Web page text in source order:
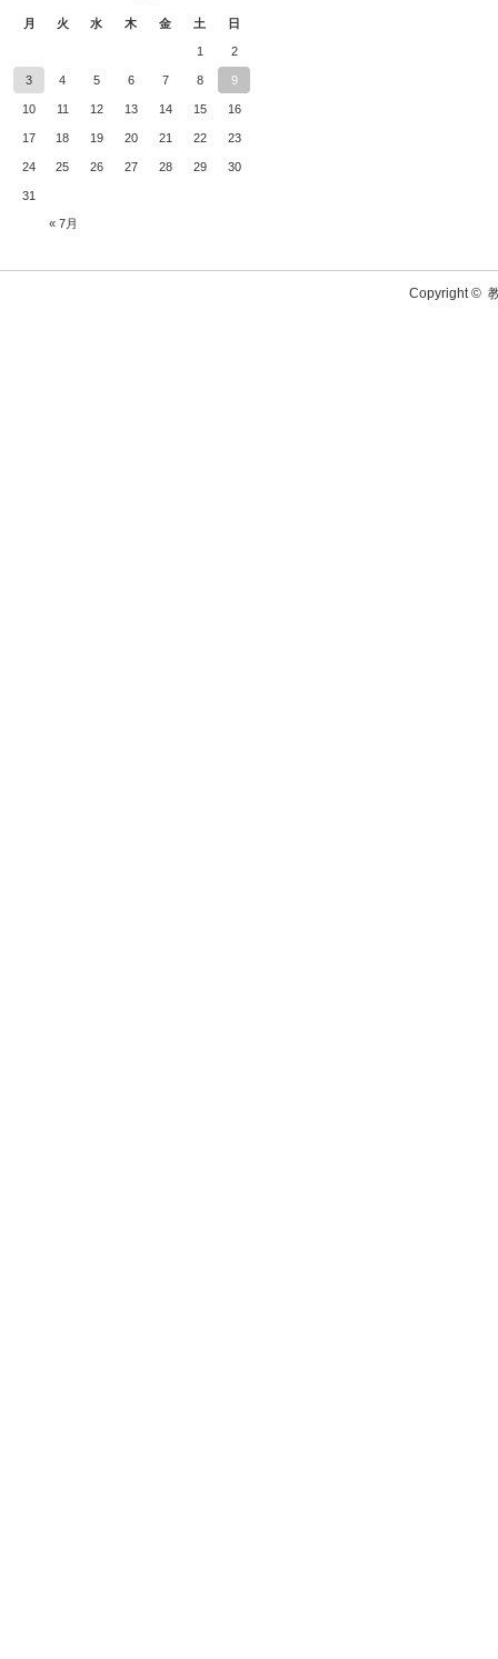
月 火 水 木 金 土 日
« 7月
1 2
3 4 5 6 7 8 9
10 11 12 13 14 15 16
17 18 19 20 21 22 23
24 25 26 27 28 29 30
31
Copyright ©